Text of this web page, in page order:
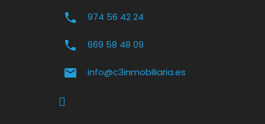
974 56 42 24
669 58 48 09
info@c3inmobiliaria.es